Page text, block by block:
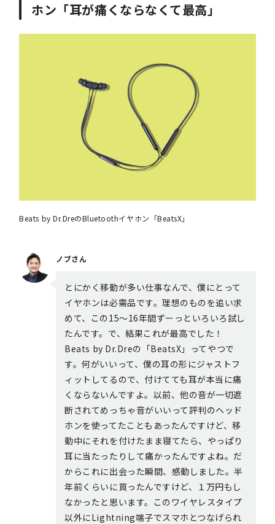
ホン「耳が痛くならなくて最高」
Beats by Dr.DreのBluetoothイヤホン「BeatsX」
ノブさん
とにかく移動が多い仕事なんで、僕にとって
イヤホンは必需品です。理想のものを追い求
めて、この15〜16年間ずーっといろいろ試し
たんです。で、結果これが最高でした！
Beats by Dr.Dreの「BeatsX」ってやつで
す。何がいいって、僕の耳の形にジャストフ
ィットしてるので、付けてても耳が本当に痛
くならないんですよ。以前、他の音が一切遮
断されてめっちゃ音がいいって評判のヘッド
ホンを使ってたこともあったんですけど、移
動中にそれを付けたまま寝てたら、やっぱり
耳に当たったりして痛かったんですよね。だ
からこれに出会った瞬間、感動しました。半
年前くらいに買ったんですけど、１万円もし
なかったと思います。このワイヤレスタイプ
以外にLightning端子でスマホとつなげられ